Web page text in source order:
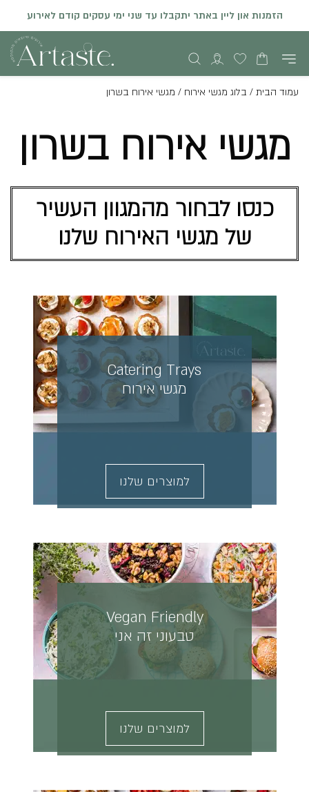
הזמנות און ליין באתר יתקבלו עד שני ימי עסקים קודם לאירוע
עמוד הבית / בלוג מגשי אירוח / מגשי אירוח בשרון
מגשי אירוח בשרון
כנסו לבחור מהמגוון העשיר
של מגשי האירוח שלנו
Catering Trays
מגשי אירוח
למוצרים שלנו
Vegan Friendly
טבעוני זה אני
למוצרים שלנו